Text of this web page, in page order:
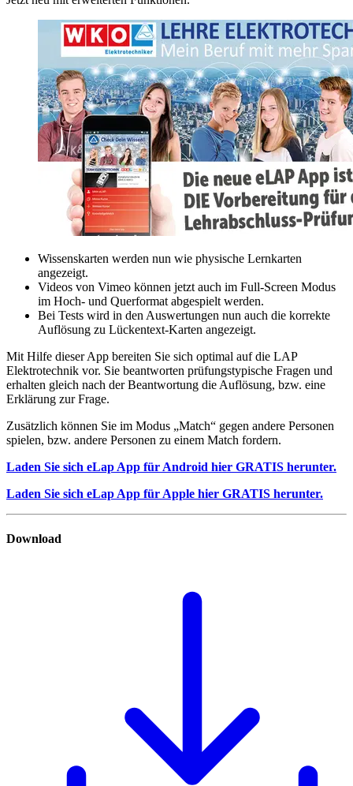
Wissenskarten werden nun wie physische Lernkarten
angezeigt.
Videos von Vimeo können jetzt auch im Full-Screen Modus
im Hoch- und Querformat abgespielt werden.
Bei Tests wird in den Auswertungen nun auch die korrekte
Auflösung zu Lückentext-Karten angezeigt.
Mit Hilfe dieser App bereiten Sie sich optimal auf die LAP
Elektrotechnik vor. Sie beantworten prüfungstypische Fragen und
erhalten gleich nach der Beantwortung die Auflösung, bzw. eine
Erklärung zur Frage.
Zusätzlich können Sie im Modus „Match“ gegen andere Personen
spielen, bzw. andere Personen zu einem Match fordern.
Laden Sie sich eLap App für Android hier GRATIS herunter.
Laden Sie sich eLap App für Apple hier GRATIS herunter.
Download